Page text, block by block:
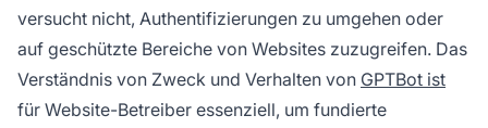
versucht nicht, Authentifizierungen zu umgehen oder
auf geschützte Bereiche von Websites zuzugreifen. Das
Verständnis von Zweck und Verhalten von GPTBot ist
für Website-Betreiber essenziell, um fundierte